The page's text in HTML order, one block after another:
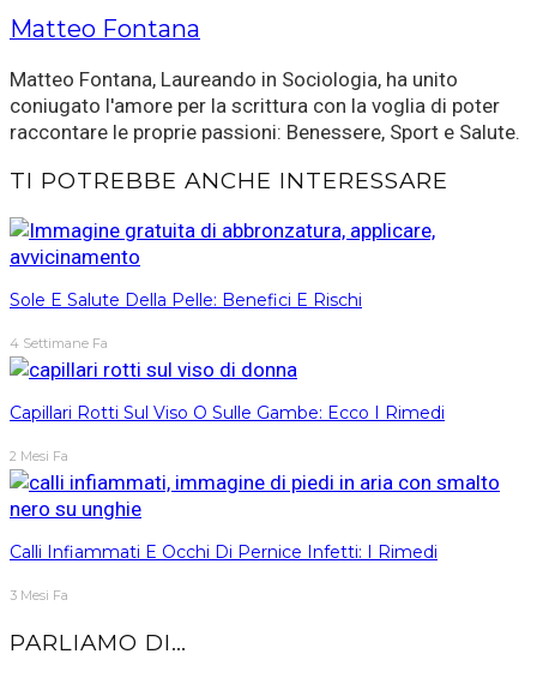
Matteo Fontana
Matteo Fontana, Laureando in Sociologia, ha unito
coniugato l'amore per la scrittura con la voglia di poter
raccontare le proprie passioni: Benessere, Sport e Salute.
TI POTREBBE ANCHE INTERESSARE
Sole E Salute Della Pelle: Benefici E Rischi
4 Settimane Fa
Capillari Rotti Sul Viso O Sulle Gambe: Ecco I Rimedi
2 Mesi Fa
Calli Infiammati E Occhi Di Pernice Infetti: I Rimedi
3 Mesi Fa
PARLIAMO DI…